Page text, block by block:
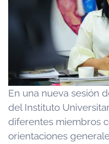
En una nueva sesión
del Instituto
diferentes miembros
orientaciones